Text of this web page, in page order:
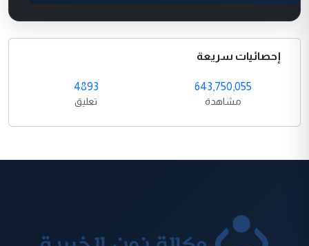
إحصائيات سريعة
643,750,055
مشاهدة
4893
تعليق